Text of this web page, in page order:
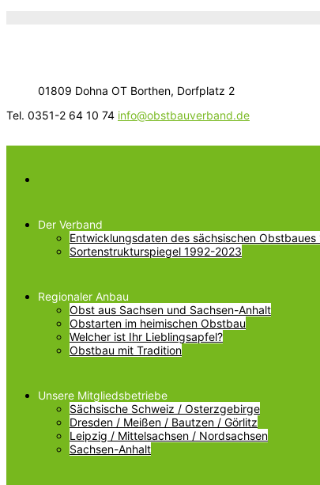
01809 Dohna OT Borthen, Dorfplatz 2
Tel. 0351-2 64 10 74 info@obstbauverband.de
Der Verband
Entwicklungsdaten des sächsischen
Sortenstrukturspiegel 1992-2023
Regionaler Anbau
Obst aus Sachsen und Sachsen-Anhalt
Obstarten im heimischen Obstbau
Welcher ist Ihr Lieblingsapfel?
Obstbau mit Tradition
Unsere Mitgliedsbetriebe
Sächsische Schweiz / Osterzgebirge
Dresden / Meißen / Bautzen / Görlitz
Leipzig / Mittelsachsen / Nordsachsen
Sachsen-Anhalt